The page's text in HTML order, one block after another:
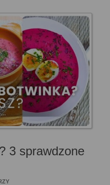
3 sprawdzone